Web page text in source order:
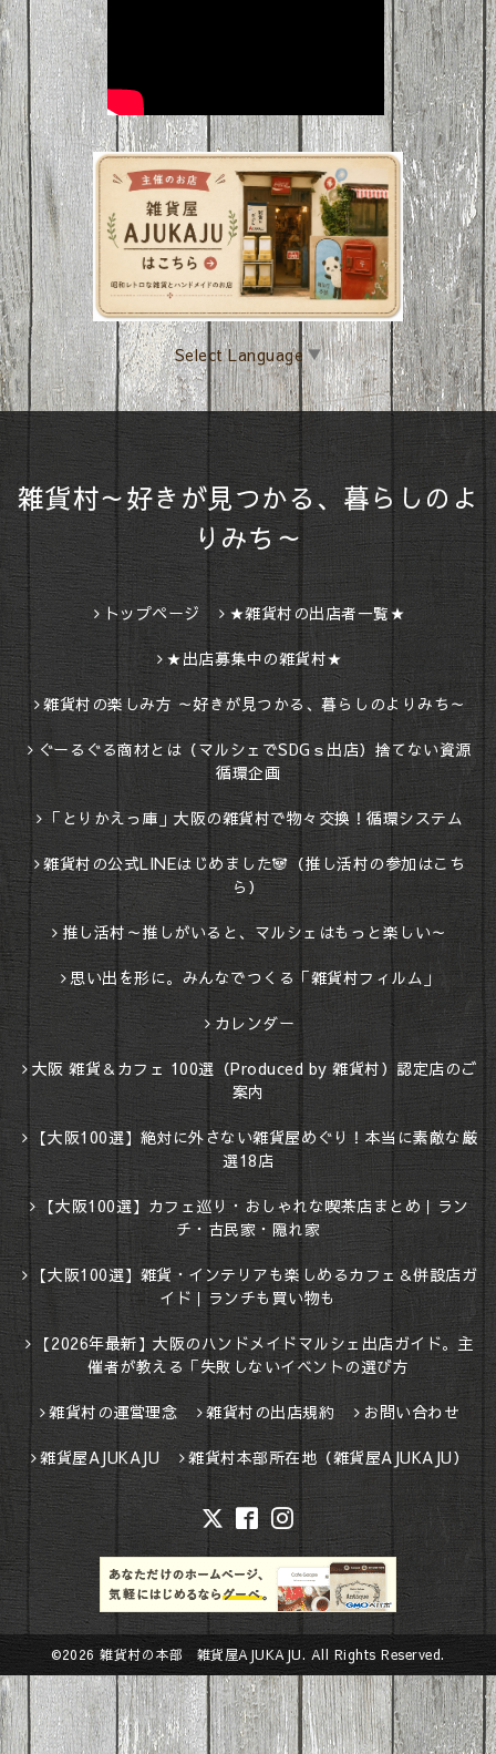
Select Language▼
雑貨村～好きが見つかる、暮らしのよ
りみち～
トップページ ★雑貨村の出店者一覧★
★出店募集中の雑貨村★
雑貨村の楽しみ方 ～好きが見つかる、暮らしのよりみち～
ぐーるぐる商材とは（マルシェでSDGｓ出店）捨てない資源
循環企画
「とりかえっ庫」大阪の雑貨村で物々交換！循環システム
雑貨村の公式LINEはじめました🐼（推し活村の参加はこち
ら）
推し活村～推しがいると、マルシェはもっと楽しい～
思い出を形に。みんなでつくる「雑貨村フィルム」
カレンダー
大阪 雑貨＆カフェ 100選（Produced by 雑貨村）認定店のご
案内
【大阪100選】絶対に外さない雑貨屋めぐり！本当に素敵な厳
選18店
【大阪100選】カフェ巡り・おしゃれな喫茶店まとめ｜ラン
チ・古民家・隠れ家
【大阪100選】雑貨・インテリアも楽しめるカフェ＆併設店ガ
イド｜ランチも買い物も
【2026年最新】大阪のハンドメイドマルシェ出店ガイド。主
催者が教える「失敗しないイベントの選び方
雑貨村の運営理念 雑貨村の出店規約 お問い合わせ
雑貨屋AJUKAJU 雑貨村本部所在地（雑貨屋AJUKAJU）
©2026雑貨村の本部 雑貨屋AJUKAJU. All Rights Reserved.